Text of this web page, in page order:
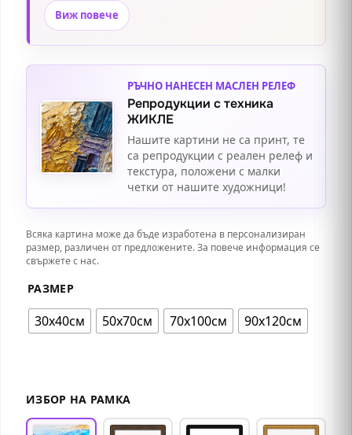
Виж повече
РЪЧНО НАНЕСЕН МАСЛЕН РЕЛЕФ
Репродукции с техника
ЖИКЛЕ
Нашите картини не са принт, те
са репродукции с реален релеф и
текстура, положени с малки
четки от нашите художници!
Всяка картина може да бъде изработена в персонализиран
размер, различен от предложените. За повече информация се
свържете с нас.
РАЗМЕР
30х40см 50х70см 70х100см 90х120см
ИЗБОР НА РАМКА